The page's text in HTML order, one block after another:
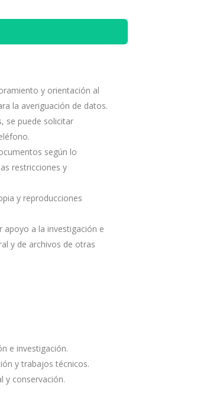
y orientación al
la averiguación de datos.
se puede solicitar
según lo
restricciones y
y reproducciones
a la investigación e
y de archivos de otras
e investigación.
y trabajos técnicos.
y conservación.